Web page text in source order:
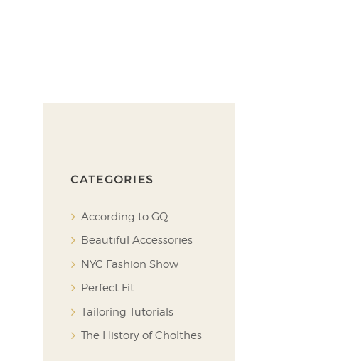
CATEGORIES
According to GQ
Beautiful Accessories
NYC Fashion Show
Perfect Fit
Tailoring Tutorials
The History of Cholthes